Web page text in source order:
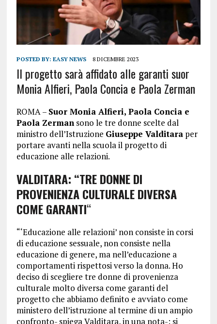
POSTED BY: EASY NEWS 8 DICEMBRE 2023
Il progetto sarà affidato alle garanti suor
Monia Alfieri, Paola Concia e Paola Zerman
ROMA – Suor Monia Alfieri, Paola Concia e
Paola Zermansono le tre donne scelte dal
ministro dell’Istruzione Giuseppe Valditaraper
portare avanti nella scuola il progetto di
educazione alle relazioni.
VALDITARA: “TRE DONNE DI
PROVENIENZA CULTURALE DIVERSA
COME GARANTI“
“‘Educazione alle relazioni’ non consiste in corsi
di educazione sessuale, non consiste nella
educazione di genere, ma nell’educazione a
comportamenti rispettosi verso la donna. Ho
deciso di scegliere tre donne di provenienza
culturale molto diversa come garanti del
progetto che abbiamo definito e avviato come
ministero dell’istruzione al termine di un ampio
confronto- spiega Valditara, in una nota-: si